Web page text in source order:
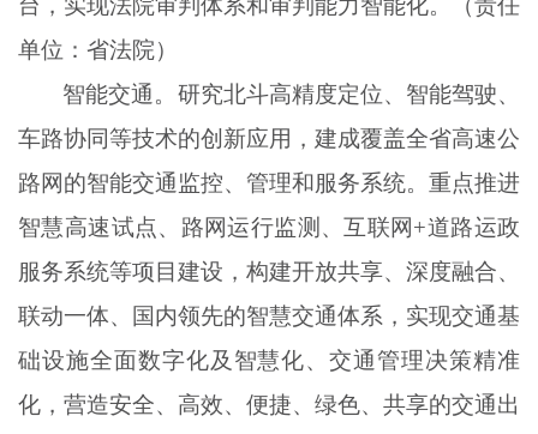
台，实现法院审判体系和审判能力智能化。（责任
单位：省法院）
智能交通。研究北斗高精度定位、智能驾驶、
车路协同等技术的创新应用，建成覆盖全省高速公
路网的智能交通监控、管理和服务系统。重点推进
智慧高速试点、路网运行监测、互联网+道路运政
服务系统等项目建设，构建开放共享、深度融合、
联动一体、国内领先的智慧交通体系，实现交通基
础设施全面数字化及智慧化、交通管理决策精准
化，营造安全、高效、便捷、绿色、共享的交通出